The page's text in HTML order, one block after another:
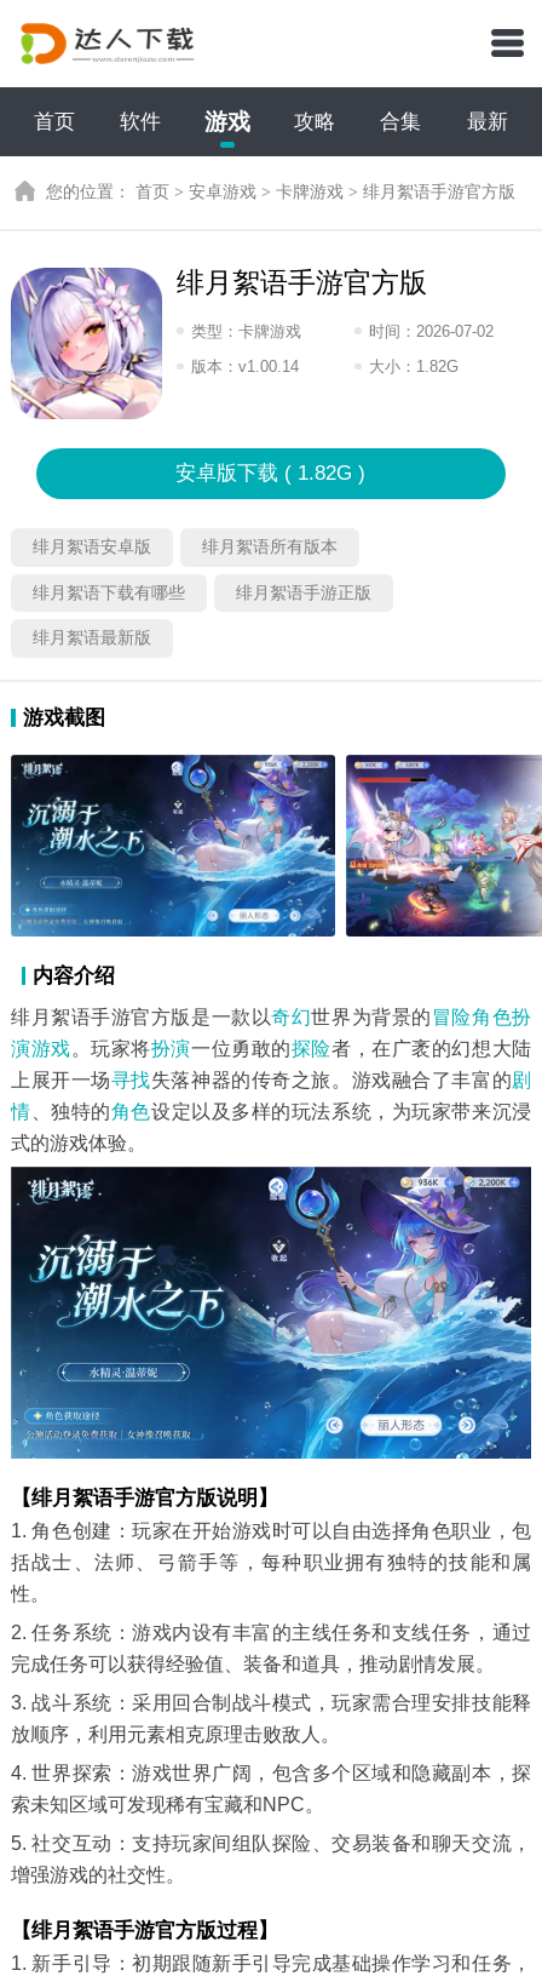
首页 软件 游戏 攻略 合集 最新
您的位置：首页 >安卓游戏 >卡牌游戏 >绯月絮语手游官方版
绯月絮语手游官方版
类型：卡牌游戏 时间： 2026-07-02
16:2026
版本：v1.00.14 大小： 1.82G
安卓版下载 ( 1.82G )
绯月絮语安卓版 绯月絮语所有版本
绯月絮语下载有哪些 绯月絮语手游正版
绯月絮语最新版
游戏截图
内容介绍
绯月絮语手游官方版是一款以奇幻世界为背景的 冒险角色扮
演游戏。玩家将扮演一位勇敢的探险者，在广袤的幻想大陆
上展开一场寻找失落神器的传奇之旅。游戏融合了丰富的剧
情 、独特的角色设定以及多样的玩法系统，为玩家带来沉浸
式的游戏体验。
【绯月絮语手游官方版说明】
1. 角色创建：玩家在开始游戏时可以自由选择角色职业，包
括战士、法师、弓箭手等，每种职业拥有独特的技能和属
性。
2. 任务系统：游戏内设有丰富的主线任务和支线任务，通过
完成任务可以获得经验值、装备和道具，推动剧情发展。
3. 战斗系统：采用回合制战斗模式，玩家需合理安排技能释
放顺序，利用元素相克原理击败敌人。
4. 世界探索：游戏世界广阔，包含多个区域和隐藏副本，探
索未知区域可发现稀有宝藏和NPC。
5. 社交互动：支持玩家间组队探险、交易装备和聊天交流，
增强游戏的社交性。
【绯月絮语手游官方版过程】
1. 新手引导：初期跟随新手引导完成基础操作学习和任务，